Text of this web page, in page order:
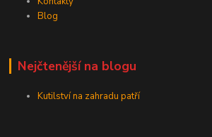
Blog
Nejčtenější na blogu
Kutilství na zahradu patří